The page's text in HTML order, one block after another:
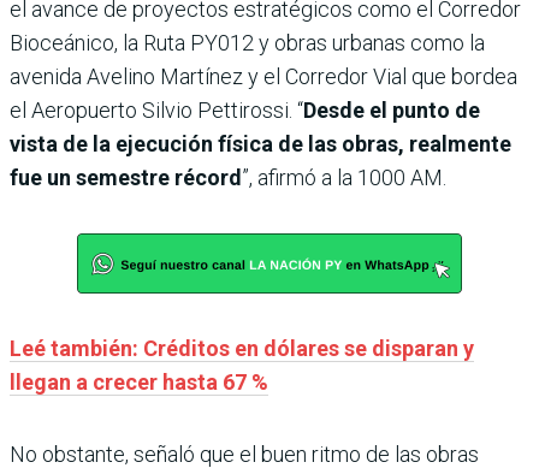
el avance de proyectos estratégicos como el Corredor
Bioceánico, la Ruta PY012 y obras urbanas como la
avenida Avelino Martínez y el Corredor Vial que bordea
el Aeropuerto Silvio Pettirossi. “Desde el punto de
vista de la ejecución física de las obras, realmente
fue un semestre récord”, afirmó a la 1000 AM.
Leé también: Créditos en dólares se disparan y
llegan a crecer hasta 67 %
No obstante, señaló que el buen ritmo de las obras